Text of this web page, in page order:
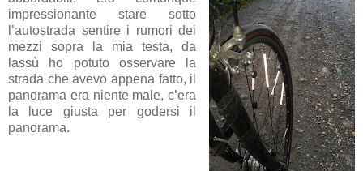
impressionante stare sotto
l’autostrada sentire i rumori dei
mezzi sopra la mia testa, da
lassù ho potuto osservare la
strada che avevo appena fatto, il
panorama era niente male, c’era
la luce giusta per godersi il
panorama.